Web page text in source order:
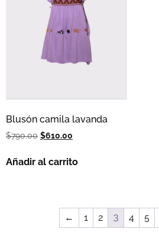
Blusón camila lavanda
$790.00 $610.00
Añadir al carrito
← 1 2 3 4 5